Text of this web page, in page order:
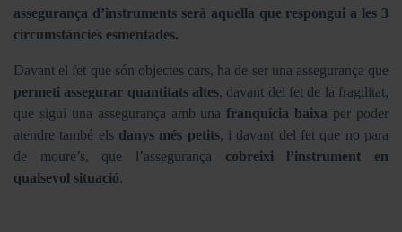
assegurança d’instruments serà aquella que respongui a les 3
circumstàncies esmentades.
Davant el fet que són objectes cars, ha de ser una assegurança que
permeti assegurar quantitats altes, davant del fet de la fragilitat,
que sigui una assegurança amb unafranquícia baixa per poder
atendre també els danys més petits, i davant del fet que no para
de moure’s, que l’assegurança cobreixi l’instrument en
qualsevol situació.